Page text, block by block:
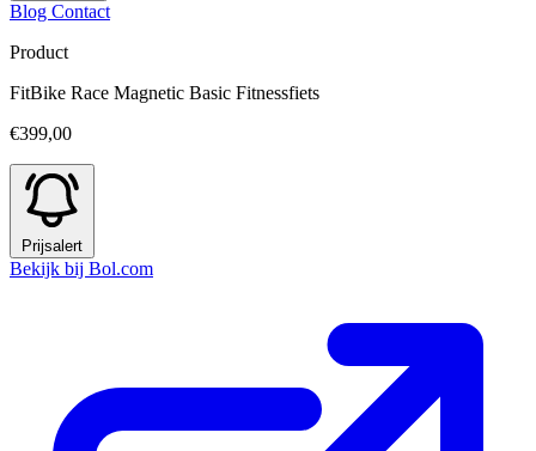
Blog Contact
Product
FitBike Race Magnetic Basic Fitnessfiets
€399,00
Prijsalert
Bekijk bij Bol.com